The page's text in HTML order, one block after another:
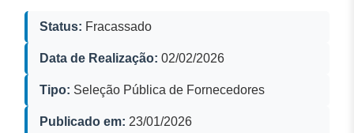
Status: Fracassado
Data de Realização: 02/02/2026
Tipo: Seleção Pública de Fornecedores
Publicado em: 23/01/2026